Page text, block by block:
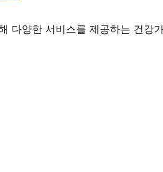
다양한 서비스를 제공하는 건강